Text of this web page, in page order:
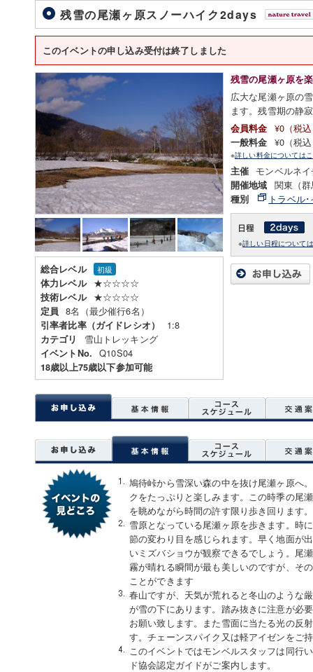
残雪の尾瀬ヶ原スノーハイク2days
このイベントの申し込み受付は終了しました
総合レベル 初級
体力レベル ★☆☆☆☆
技術レベル ★☆☆☆☆
定員 8名（最少催行6名）
引率者比率（ガイドレシオ） 1:8
カテゴリ 雪山トレッキング
イベントNo. Q10S04
18歳以上75歳以下参加可能
残雪の尾瀬ヶ原を
広大な尾瀬ヶ原の
ます。残雪期の静
会員料金 ¥0（税
一般料金 ¥0（税
※詳しい料金については
主催 モンベルネ
開催地域 関東（
種別 トラベル
※詳しい日程について
鳩待峠から雪深い森の中を抜け尾瀬ヶ原へ
クをたっぷりと楽しみます。この時季の尾
を眺めながら時間の許す限り歩き回ります。
雪原となっている尾瀬ヶ原を歩きます。時
節の変わり目を感じられます。早く地面が
いミズバショウが観察できるでしょう。尾
霧が晴れる瞬間が最も美しいのですが、そ
ことができます
春山ですが、天気が荒れると冬山のような
が雪の下にあります。踏み抜きに注意が必
お願い致します。また雪面に当たる光の反
す。チェーンスパイク又は軽アイゼンをご
このイベントではモンベルスタッフは同行
ド協会認定ガイドがご案内します。